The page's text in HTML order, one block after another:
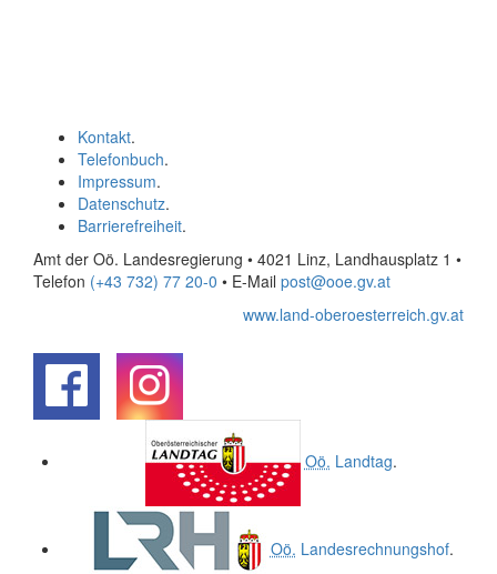
Kontakt.
Telefonbuch.
Impressum.
Datenschutz.
Barrierefreiheit.
Amt der Oö. Landesregierung • 4021 Linz, Landhausplatz 1 •
Telefon (+43 732) 77 20-0 • E-Mail post@ooe.gv.at
www.land-oberoesterreich.gv.at
Oö. Landtag.
Oö. Landesrechnungshof.